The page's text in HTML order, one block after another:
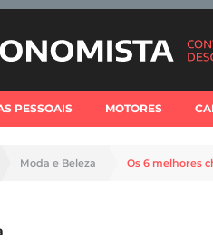
PESSOAIS MOTORES
Moda e Beleza Os 6 melhores